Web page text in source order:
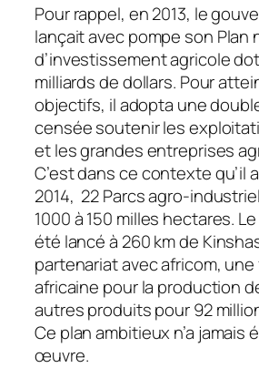
Pour rappel, en 2013, le
lançait avec pompe son Plan
d’investissement agricole
milliards de dollars. Pour
objectifs, il adopta une
censée soutenir les
et les grandes entreprises
C’est dans ce contexte qu’il
2014, 22 Parcs agro-
1000 à 150 milles hectares.
été lancé à 260 km de
partenariat avec africom,
africaine pour la production
autres produits pour 92
Ce plan ambitieux n’a jamais
œuvre.